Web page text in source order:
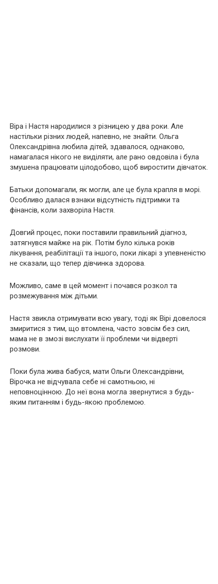
Віра і Настя народилися з різницею у два роки. Але
настільки різних людей, напевно, не знайти. Ольга
Олександрівна любила дітей, здавалося, однаково,
намагалася нікого не виділяти, але рано овдовіла і була
змушена працювати цілодобово, щоб виростити дівчаток.
Батьки допомагали, як могли, але це була крапля в морі.
Особливо далася взнаки відсутність підтримки та
фінансів, коли захворіла Настя.
Довгий процес, поки поставили правильний діагноз,
затягнувся майже на рік. Потім було кілька років
лікування, реабілітації та іншого, поки лікарі з упевненістю
не сказали, що тепер дівчинка здорова.
Можливо, саме в цей момент і почався розкол та
розмежування між дітьми.
Настя звикла отримувати всю увагу, тоді як Вірі довелося
змиритися з тим, що втомлена, часто зовсім без сил,
мама не в змозі вислухати її проблеми чи відверті
розмови.
Поки була жива бабуся, мати Ольги Олександрівни,
Вірочка не відчувала себе ні самотньою, ні
неповноцінною. До неї вона могла звернутися з будь-
яким питанням і будь-якою проблемою.